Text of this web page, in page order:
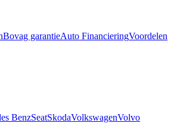
Bovag garantieAuto FinancieringVoordelen
BenzSeatSkodaVolkswagenVolvo